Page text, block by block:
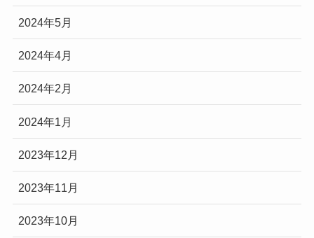
2024年5月
2024年4月
2024年2月
2024年1月
2023年12月
2023年11月
2023年10月